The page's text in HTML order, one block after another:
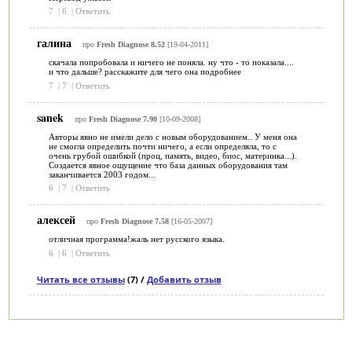
7
| 6 | Ответить
галина про Fresh Diagnose 8.52[19-04-2011]
скачала попробовала и ничего не поняла. ну что - то показала....
и что дальше? расскажите для чего она подробнее
7
| 7 | Ответить
sanek про Fresh Diagnose 7.90[10-09-2008]
Авторы явно не имели дело с новым оборудованием.. У меня она
не смогла определить почти ничего, а если определяла, то с
очень грубой ошибкой (проц, память, видео, биос, материнка...).
Создается явное ощущение что база данных оборудования там
заканчивается 2003 годом...
6
| 7 | Ответить
алексей про Fresh Diagnose 7.58[16-05-2007]
отличная программа!жаль нет русского языка.
6
| 6 | Ответить
Читать все отзывы(7) / Добавить отзыв